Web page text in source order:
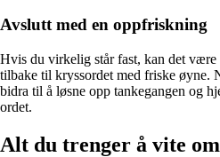
Avslutt med en oppfriskning
Hvis du virkelig står fast, kan det være
tilbake til kryssordet med friske øyne.
bidra til å løsne opp tankegangen og
ordet.
Alt du trenger å vite